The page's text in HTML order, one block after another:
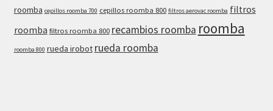
roomba cepillos roomba 700 cepillos roomba 800 filtros aerovac roomba filtros
roomba filtros roomba 800 recambios roomba roomba
roomba 800 rueda irobot rueda roomba